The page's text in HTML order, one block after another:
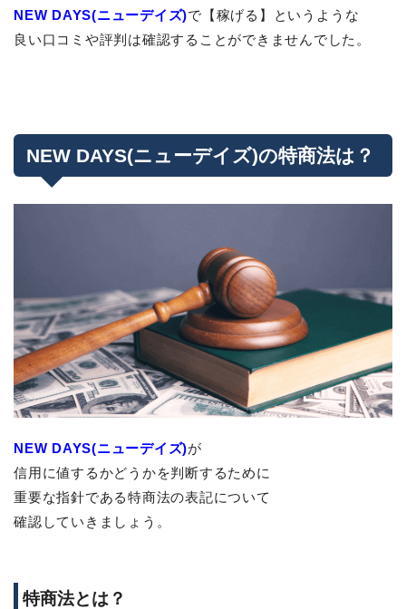
NEW DAYS(ニューデイズ)で【稼げる】というような
良い口コミや評判は確認することができませんでした。
NEW DAYS(ニューデイズ)の特商法は？
NEW DAYS(ニューデイズ)が
信用に値するかどうかを判断するために
重要な指針である特商法の表記について
確認していきましょう。
特商法とは？